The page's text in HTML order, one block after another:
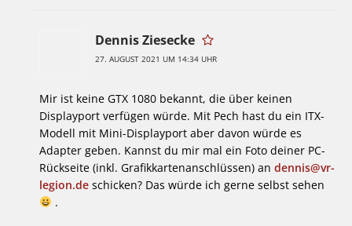
Dennis Ziesecke
27. AUGUST 2021 UM 14:34 UHR
Mir ist keine GTX 1080 bekannt, die über keinen
Displayport verfügen würde. Mit Pech hast du ein ITX-
Modell mit Mini-Displayport aber davon würde es
Adapter geben. Kannst du mir mal ein Foto deiner PC-
Rückseite (inkl. Grafikkartenanschlüssen) an dennis@vr-
legion.de schicken? Das würde ich gerne selbst sehen
.